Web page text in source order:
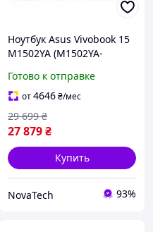
Ноутбук Asus Vivobook 15
M1502YA (M1502YA-
Готово к отправке
от4646₴/мес
27 879₴
29 699 ₴
Купить
NovaTech 93%